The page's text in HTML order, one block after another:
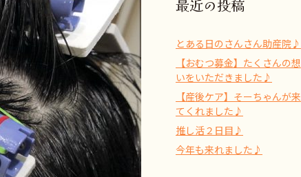
最近の投稿
とある日のさんさん助産院♪
【おむつ募金】たくさんの想
いをいただきました♪
【産後ケア】そーちゃんが来
てくれました♪
推し活２日目♪
今年も来れました♪